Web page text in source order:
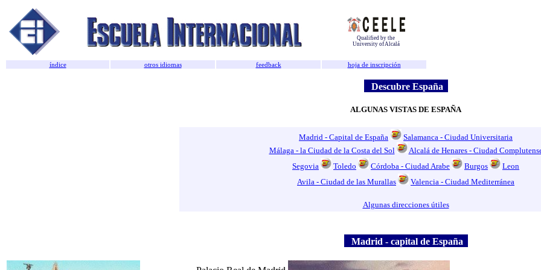
Qualified by the
University of Alcalá
índice otros idiomas feedback hoja de inscripción
Descubre España
ALGUNAS VISTAS DE ESPAÑA
Madrid - Capital de España
Salamanca - Ciudad Universitaria
Málaga - la Ciudad de la Costa del Sol
Alcalá de Henares - Ciudad
Segovia
Toledo Córdoba - Ciudad Arabe Burgos
Leon
Avila - Ciudad de las Murallas
Valencia - Ciudad Mediterránea
Algunas direcciones útiles
Madrid - capital de España